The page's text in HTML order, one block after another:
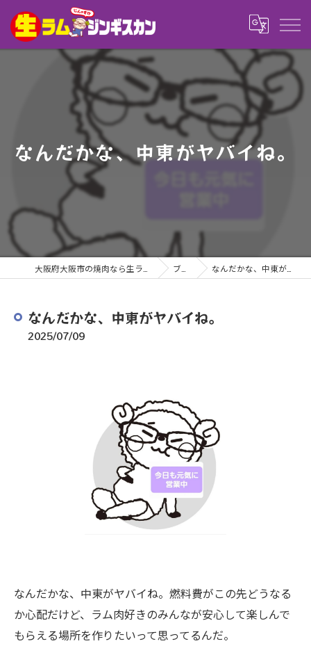
なんだかな、中東がヤバイね。
ブログ なんだかな、中東がヤバイね。
なんだかな、中東がヤバイね。
2025/07/09
なんだかな、中東がヤバイね。燃料費がこの先どうなる
か心配だけど、ラム肉好きのみんなが安心して楽しんで
もらえる場所を作りたいって思ってるんだ。